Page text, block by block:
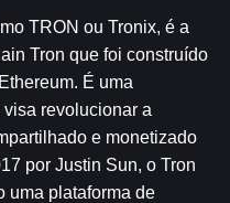
TRON ou Tronix, é a
Tron que foi construído
É uma
revolucionar a
e monetizado
por Justin Sun, o Tron
uma plataforma de